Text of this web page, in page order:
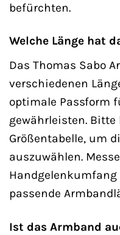
befürchten.
Welche Länge hat
Das Thomas Sabo
verschiedenen
optimale Passform
gewährleisten. Bitte
Größentabelle, um
auszuwählen.
passende
Ist das Armband